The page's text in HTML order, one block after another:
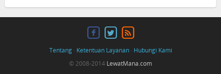
Tentang· Ketentuan Layanan· Hubungi Kami
© 2008-2014 LewatMana.com